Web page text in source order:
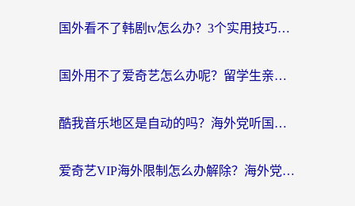
国外看不了韩剧tv怎么办？3个实用技巧解决海外追剧难题（附书旗小说&社保查询攻略）
国外用不了爱奇艺怎么办呢？留学生亲测有效的回国加速方案
酷我音乐地区是自动的吗？海外党听国内音乐看视频的真实解决方案
爱奇艺VIP海外限制怎么办解除？海外党追剧看片的终极解决方案